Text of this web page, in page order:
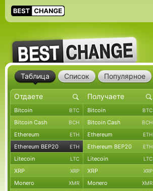
Таблица Список Популярное
Bitcoin BTC Bitcoin BTC
Bitcoin Cash BCH Bitcoin Cash BCH
Ethereum ETH Ethereum ETH
Ethereum BEP20 ETH Ethereum BEP20 ETH
Litecoin LTC Litecoin LTC
XRP XRP XRP XRP
Monero XMR Monero XMR